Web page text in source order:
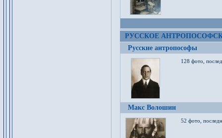
РУССКОЕ
Русские антропософы
128 фото,
Макс Волошин
52 фото,